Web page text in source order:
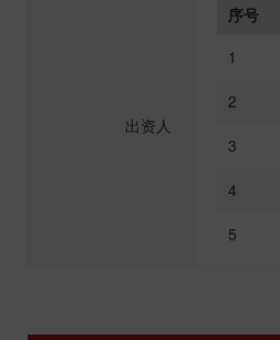
出资人
序号
1
2
3
4
5